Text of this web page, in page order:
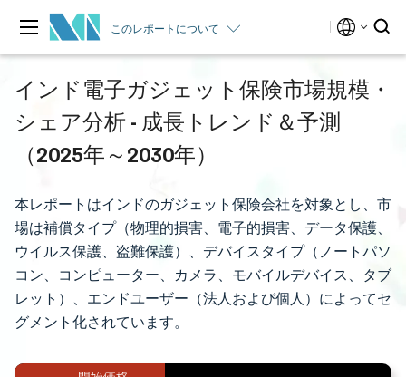
このレポートについて
インド電子ガジェット保険市場規模・
シェア分析 - 成長トレンド＆予測
（2025年～2030年）
本レポートはインドのガジェット保険会社を対象とし、市
場は補償タイプ（物理的損害、電子的損害、データ保護、
ウイルス保護、盗難保護）、デバイスタイプ（ノートパソ
コン、コンピューター、カメラ、モバイルデバイス、タブ
レット）、エンドユーザー（法人および個人）によってセ
グメント化されています。